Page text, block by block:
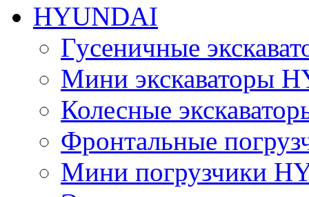
HYUNDAI
Гусеничные
Мини экскаваторы
Колесные
Фронтальные
Мини погрузчики